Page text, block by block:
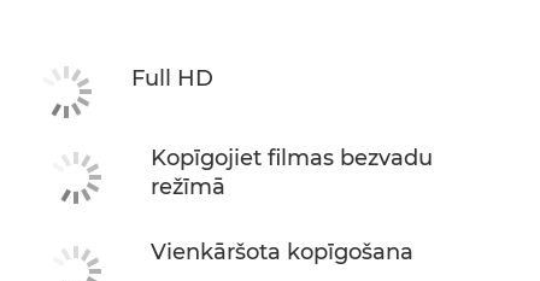
Full HD
Kopīgojiet filmas bezvadu
režīmā
Vienkāršota kopīgošana